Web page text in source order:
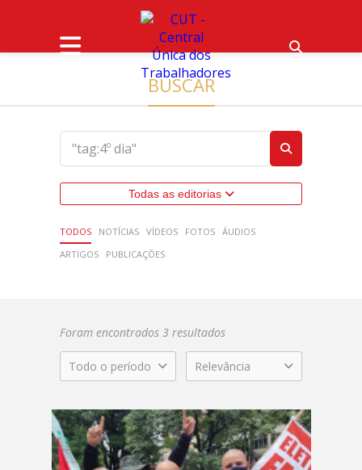
BUSCAR
Todas as editorias
TODOS NOTÍCIAS VÍDEOS FOTOS ÁUDIOS
ARTIGOS
PUBLICAÇÕES
Foram encontrados 3 resultados
Todo o período Relevância